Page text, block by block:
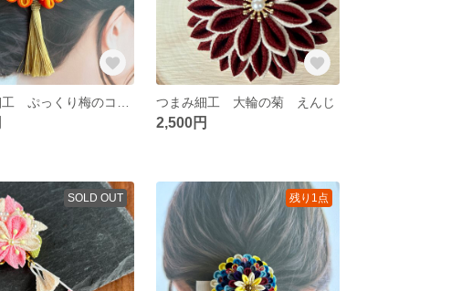
つまみ細工 大輪の菊 えんじ
2,500円
SOLD OUT 残り1点